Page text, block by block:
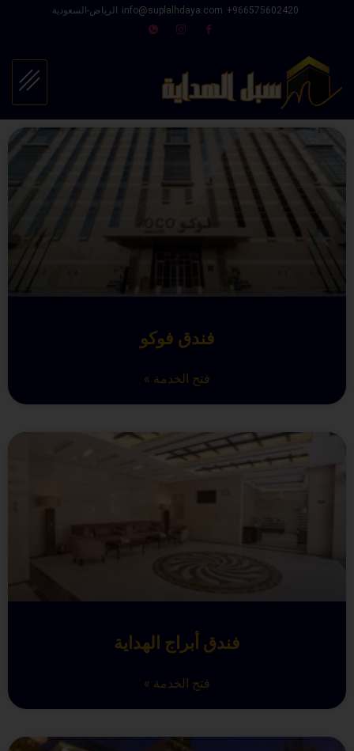
966575602420⁩+
info@suplalhdaya.com الرياض-السعودية
فندق فوكو
فتح الخدمة »
فندق أبراج الهداية
فتح الخدمة »